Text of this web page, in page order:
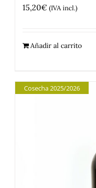
15,20€ (IVA incl.)
Añadir al carrito
Cosecha 2025/2026